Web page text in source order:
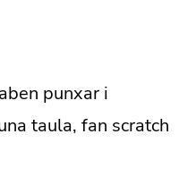
punxar i
taula, fan scratch